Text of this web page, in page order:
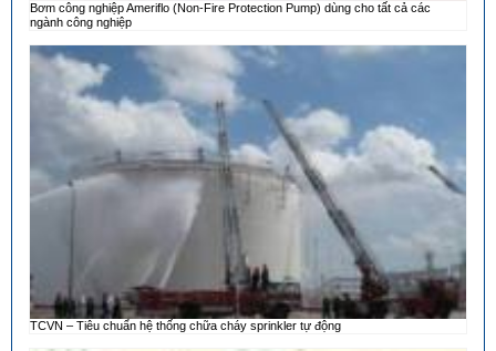
Bơm công nghiệp Ameriflo (Non-Fire Protection Pump) dùng cho tất cả các
ngành công nghiệp
TCVN – Tiêu chuẩn hệ thống chữa cháy sprinkler tự động